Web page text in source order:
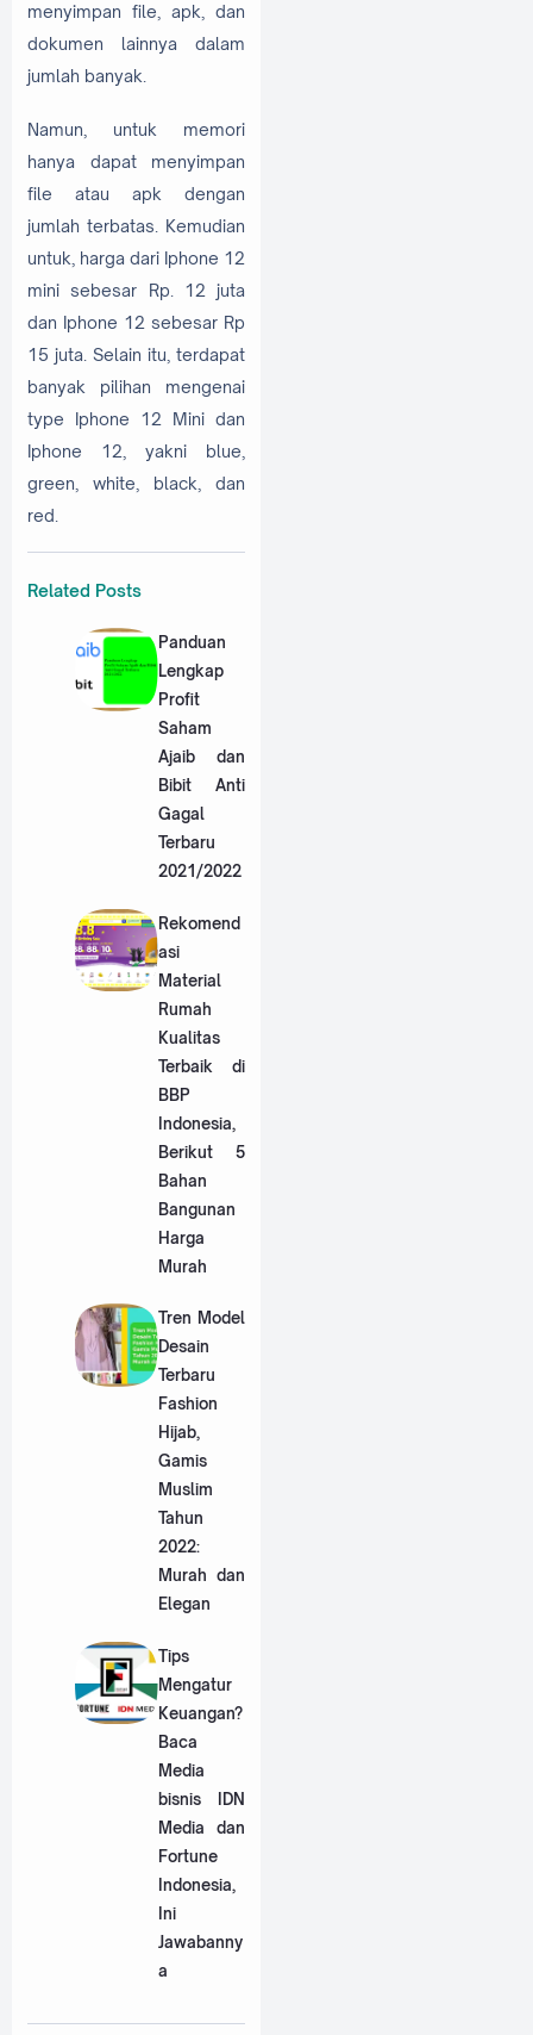
menyimpan file, apk, dan
dokumen lainnya dalam
jumlah banyak.
Namun, untuk memori
hanya dapat menyimpan
file atau apk dengan
jumlah terbatas. Kemudian
untuk, harga dari Iphone 12
mini sebesar Rp. 12 juta
dan Iphone 12 sebesar Rp
15 juta. Selain itu, terdapat
banyak pilihan mengenai
type Iphone 12 Mini dan
Iphone 12, yakni blue,
green, white, black, dan
red.
Related Posts
Panduan
Lengkap
Profit
Saham
Ajaib dan
Bibit Anti
Gagal
Terbaru
2021/2022
Rekomend
asi
Material
Rumah
Kualitas
Terbaik di
BBP
Indonesia,
Berikut 5
Bahan
Bangunan
Harga
Murah
Tren Model
Desain
Terbaru
Fashion
Hijab,
Gamis
Muslim
Tahun
2022:
Murah dan
Elegan
Tips
Mengatur
Keuangan?
Baca
Media
bisnis IDN
Media dan
Fortune
Indonesia,
Ini
Jawabanny
a